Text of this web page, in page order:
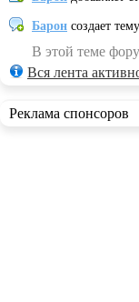
Барон создает тему
В этой теме
Вся лента
Реклама спонсоров